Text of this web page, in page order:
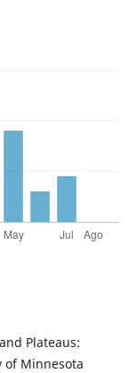
Plateaus:
of Minnesota